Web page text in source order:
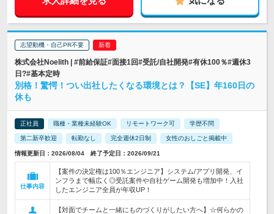
志望動機・自己PR不要
株式会社Noelith | #前給保証#面接1回#受託/自社開発#有休100％#週休3
日?#基本定時
別格！驚愕！つい出社したくなる環境とは？【SE】年160日の
休も
正社員 職種・業種未経験OK リモートワーク可 学歴不問
第二新卒歓迎 転勤なし 完全週休2日制 女性のおしごと掲載中
情報更新日：2026/08/04 終了予定日：2026/09/21
仕事内容
【案件の決定権は100％エンジニア】システム/アプリ開発、イ
ンフラまで幅広く◎受託案件や自社ゲーム開発も増加中！入社
したエンジニア全員が年収UP！
【対面でチームと一緒にものづくりがしたい方へ】☆何らかの